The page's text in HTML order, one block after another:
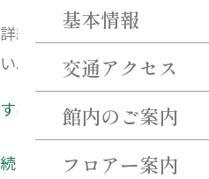
基本情報
交通アクセス
館内のご案内
フロアー案内
詳細につきましては、以下の
い。
すばらしき“みえ”｜百五銀
ら
し
き”み
„」
続きを読む »